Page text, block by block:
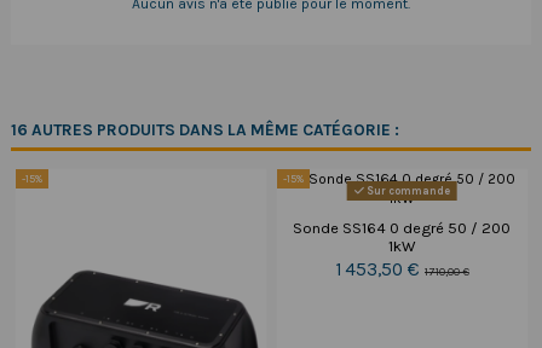
Aucun avis n'a été publié pour le moment.
16 AUTRES PRODUITS DANS LA MÊME CATÉGORIE :
-15% -15%
Sur commande
Sonde SS164 0 degré 50 / 200
1kW
1 453,50 € 1 710,00 €